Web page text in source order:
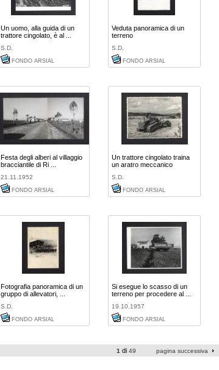
Un uomo, alla guida di un
trattore cingolato, è al ...
S.D.
FONDO ARSIAL
Veduta panoramica di un
terreno
S.D.
FONDO ARSIAL
Festa degli alberi al villaggio
bracciantile di Ri ...
21.11.1952
FONDO ARSIAL
Un trattore cingolato traina
un aratro meccanico
S.D.
FONDO ARSIAL
Fotografia panoramica di un
gruppo di allevatori, ...
S.D.
FONDO ARSIAL
Si esegue lo scasso di un
terreno per procedere al ...
19.10.1957
FONDO ARSIAL
1 di 49 pagina successiva